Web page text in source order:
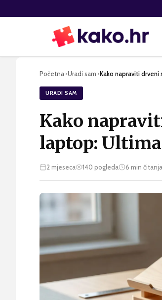
Početna›Uradi sam ›Kako napraviti
URADI SAM
Kako
laptop:
2 mjeseca 140 pogleda 6 min čitanja